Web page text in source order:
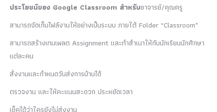
ประโยชน์ของ Google Classroom สำหรับอาจารย์/คุณครู
สามารถจัดเก็บไฟล์งานให้อย่างเป็นระบบ ภายใต้ Folder “Classroom”
สามารถสร้างเทมเพลต Assignment และทำสำเนาให้กับนักเรียนนักศึกษา
แต่ละคน
สั่งงานและกำหนดวันส่งการบ้านได้
ตรวจงาน และให้คะแนนสะดวก ประหยัดเวลา
เช็คได้ว่าใครยังไม่ส่งงาน